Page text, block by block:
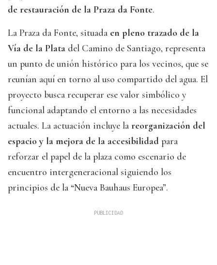
de restauración de la Praza da Fonte.
La Praza da Fonte, situada en pleno trazado de la
Vía de la Plata del Camino de Santiago, representa
un punto de unión histórico para los vecinos, que se
reunían aquí en torno al uso compartido del agua. El
proyecto busca recuperar ese valor simbólico y
funcional adaptando el entorno a las necesidades
actuales. La actuación incluye la reorganización del
espacio y la mejora de la accesibilidad para
reforzar el papel de la plaza como escenario de
encuentro intergeneracional siguiendo los
principios de la “Nueva Bauhaus Europea”.